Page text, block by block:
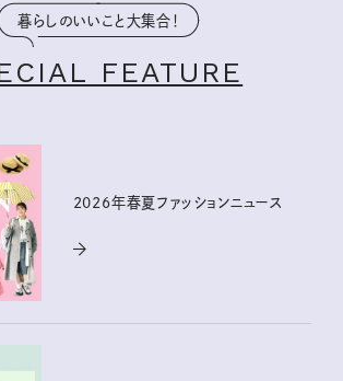
暮らしのいいこと大集合！
FEATURE
2026年春夏ファッションニュース